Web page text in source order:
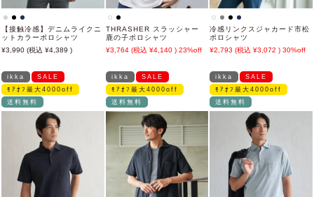
【接触冷感】デニムライクニ
ットカラーポロシャツ
3,990
4,389
THRASHER スラッシャー
鹿の子ポロシャツ
3,764
4,140 23%off
冷感リンクスジャカード市松
ポロシャツ
2,793
3,072 30%off
ikka
SALE
ﾓｱｵﾌ最大4000off
送料無料
ikka
SALE
ﾓｱｵﾌ最大4000off
送料無料
ikka
SALE
ﾓｱｵﾌ最大4000off
送料無料